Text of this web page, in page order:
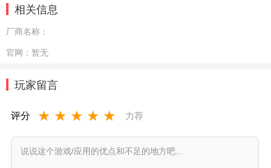
相关信息
厂商名称：
官网： 暂无
玩家留言
评分 ★ ★ ★ ★ ★ 力荐